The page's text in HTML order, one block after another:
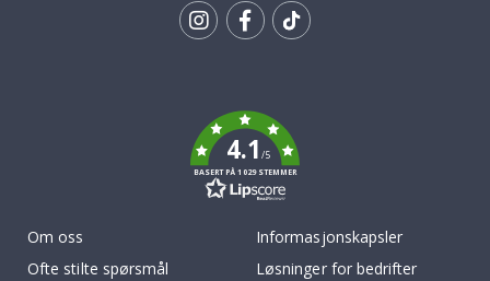
4.1/5
BASERT PÅ 1029 STEMMER
Om oss
Ofte stilte spørsmål
Informasjonskapsler
Løsninger for bedrifter